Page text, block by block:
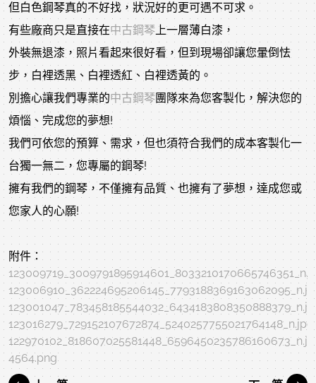
但白色鋼琴真的不好找，狀況好的更可遇不可求。
有些廠商只是直接在中古鋼琴上一層薄白漆，
外裝無退漆，照片看起來很好看，但到現場卻讓您暈倒怯
步，白裡透黑、白裡透紅、白裡透黃的。
別擔心讓我們專業的中古鋼琴團隊來為您客製化，解決您的
煩惱、完成您的夢想!
我們可依您的預算、需求，但也須符合我們的成本客製化一
台獨一無二，您專屬的鋼琴!
擁有我們的鋼琴，不僅擁有品質、也擁有了夢想，達成您或
您家人的心願!
附件：
123016279_729152107672874_5240257755021764148_n.jpg
4564.png